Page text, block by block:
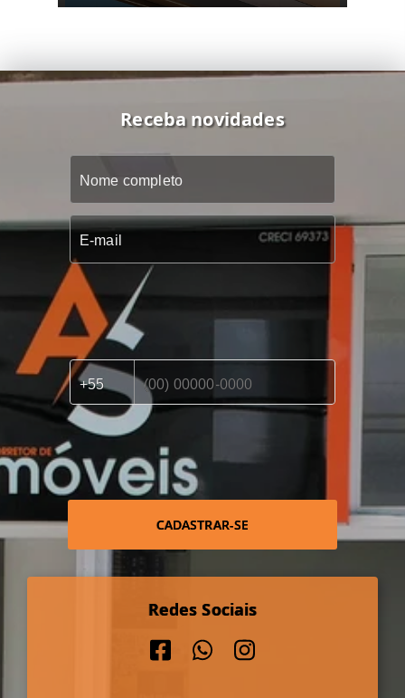
Receba novidades
CADASTRAR-SE
Redes Sociais